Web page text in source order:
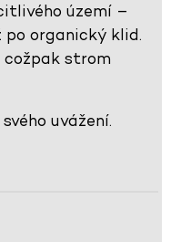
území –
po organický klid.
cožpak strom
uvážení.